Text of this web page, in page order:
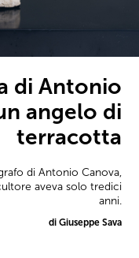
di Antonio
angelo di
terracotta
di Antonio Canova,
aveva solo tredici
anni.
di Giuseppe Sava